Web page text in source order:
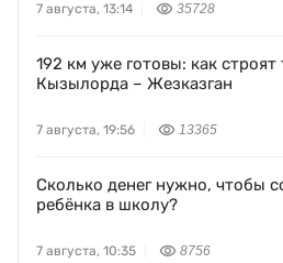
7 августа, 13:14 35728
192 км уже готовы: как строят
Кызылорда – Жезказган
7 августа, 19:56 13365
Сколько денег нужно, чтобы
ребёнка в школу?
7 августа, 10:35 8756